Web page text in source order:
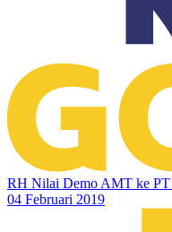
RH Nilai Demo AMT ke PT
04 Februari 2019